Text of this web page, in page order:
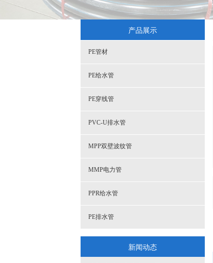
产品展示
PE管材
PE给水管
PE穿线管
PVC-U排水管
MPP双壁波纹管
MMP电力管
PPR给水管
PE排水管
新闻动态